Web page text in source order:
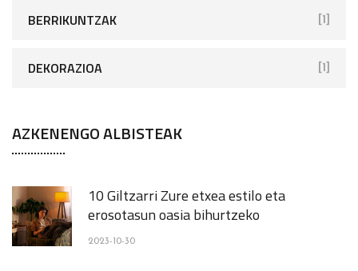
BERRIKUNTZAK [1]
DEKORAZIOA [1]
AZKENENGO ALBISTEAK
10 Giltzarri Zure etxea estilo eta
erosotasun oasia bihurtzeko
2023-10-30